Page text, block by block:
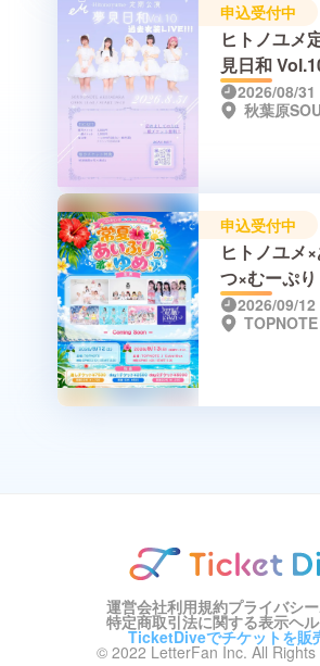
申込受付中
ヒトノユメ
見日和
2026/08/31
秋葉原
申込受付中
ヒトノユメ
つ×むーぷ
いぷりのゆ
2026/09/12
TOPNOTE
運営会社利用規約プライバシ
特定商取引法に関する表示ヘ
TicketDiveでチケットを販
© 2022 LetterFan Inc. All Rights